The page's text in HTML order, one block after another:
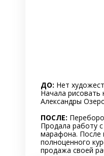
ДО: Нет
Начала
Александры
ПОСЛЕ:
Продала работу
марафона. После
полноценного
продажа своей